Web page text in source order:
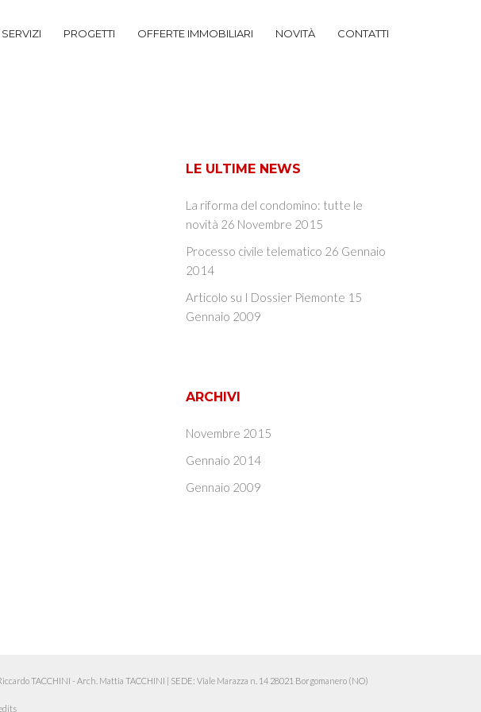
SERVIZI PROGETTI OFFERTE IMMOBILIARI NOVITÀ CONTATTI
LE ULTIME NEWS
La riforma del condomino: tutte le
novità 26 Novembre 2015
Processo civile telematico 26 Gennaio
2014
Articolo su I Dossier Piemonte 15
Gennaio 2009
ARCHIVI
Novembre 2015
Gennaio 2014
Gennaio 2009
TACCHINI - Arch. Mattia TACCHINI | SEDE: Viale Marazza n. 14 28021 Borgomanero (NO)